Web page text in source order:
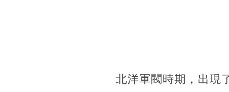
北洋軍閥時期，出現